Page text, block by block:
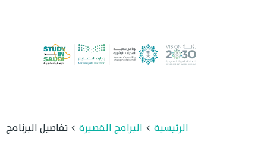
الرئيسية البرامج القصيرة تفاصيل البرنامج